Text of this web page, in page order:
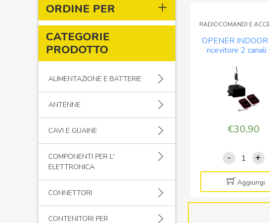
ORDINE PER
CATEGORIE
PRODOTTO
ALIMENTAZIONE E BATTERIE
ANTENNE
CAVI E GUAINE
COMPONENTI PER L'
ELETTRONICA
CONNETTORI
CONTENITORI PER
RADIOCOMANDI E
OPENER INDOOR
ricevitore 2 canali
€30,90
-
OPENER
INDOOR
Kit
ricevitore
+
Aggiungi